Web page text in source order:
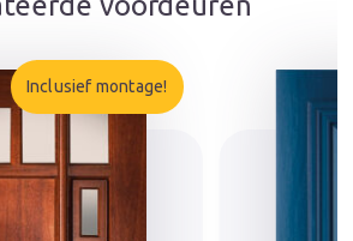
Inclusief montage!